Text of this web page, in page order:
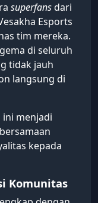
superfansdari
Esports
tim mereka.
di seluruh
tidak jauh
langsung di
menjadi
kepada
Komunitas